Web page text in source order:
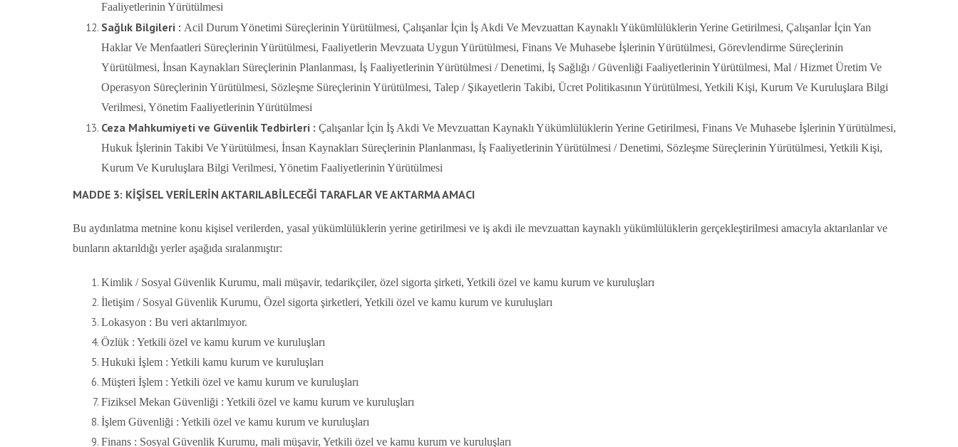
Faaliyetlerinin Yürütülmesi
Sağlık Bilgileri : Acil Durum Yönetimi Süreçlerinin Yürütülmesi, Çalışanlar İçin İş Akdi Ve Mevzuattan Kaynaklı Yükümlülüklerin Yerine Getirilmesi, Çalışanlar İçin Yan
Haklar Ve Menfaatleri Süreçlerinin Yürütülmesi, Faaliyetlerin Mevzuata Uygun Yürütülmesi, Finans Ve Muhasebe İşlerinin Yürütülmesi, Görevlendirme Süreçlerinin
Yürütülmesi, İnsan Kaynakları Süreçlerinin Planlanması, İş Faaliyetlerinin Yürütülmesi / Denetimi, İş Sağlığı / Güvenliği Faaliyetlerinin Yürütülmesi, Mal / Hizmet Üretim Ve
Operasyon Süreçlerinin Yürütülmesi, Sözleşme Süreçlerinin Yürütülmesi, Talep / Şikayetlerin Takibi, Ücret Politikasının Yürütülmesi, Yetkili Kişi, Kurum Ve Kuruluşlara Bilgi
Verilmesi, Yönetim Faaliyetlerinin Yürütülmesi
Ceza Mahkumiyeti ve Güvenlik Tedbirleri : Çalışanlar İçin İş Akdi Ve Mevzuattan Kaynaklı Yükümlülüklerin Yerine Getirilmesi, Finans Ve Muhasebe İşlerinin Yürütülmesi,
Hukuk İşlerinin Takibi Ve Yürütülmesi, İnsan Kaynakları Süreçlerinin Planlanması, İş Faaliyetlerinin Yürütülmesi / Denetimi, Sözleşme Süreçlerinin Yürütülmesi, Yetkili Kişi,
Kurum Ve Kuruluşlara Bilgi Verilmesi, Yönetim Faaliyetlerinin Yürütülmesi
MADDE 3: KİŞİSEL VERİLERİN AKTARILABİLECEĞİ TARAFLAR VE AKTARMA AMACI
Bu aydınlatma metnine konu kişisel verilerden, yasal yükümlülüklerin yerine getirilmesi ve iş akdi ile mevzuattan kaynaklı yükümlülüklerin gerçekleştirilmesi amacıyla aktarılanlar ve
bunların aktarıldığı yerler aşağıda sıralanmıştır:
Kimlik / Sosyal Güvenlik Kurumu, mali müşavir, tedarikçiler, özel sigorta şirketi, Yetkili özel ve kamu kurum ve kuruluşları
İletişim / Sosyal Güvenlik Kurumu, Özel sigorta şirketleri, Yetkili özel ve kamu kurum ve kuruluşları
Lokasyon : Bu veri aktarılmıyor.
Özlük : Yetkili özel ve kamu kurum ve kuruluşları
Hukuki İşlem : Yetkili kamu kurum ve kuruluşları
Müşteri İşlem : Yetkili özel ve kamu kurum ve kuruluşları
Fiziksel Mekan Güvenliği : Yetkili özel ve kamu kurum ve kuruluşları
İşlem Güvenliği : Yetkili özel ve kamu kurum ve kuruluşları
Finans : Sosyal Güvenlik Kurumu, mali müşavir, Yetkili özel ve kamu kurum ve kuruluşları